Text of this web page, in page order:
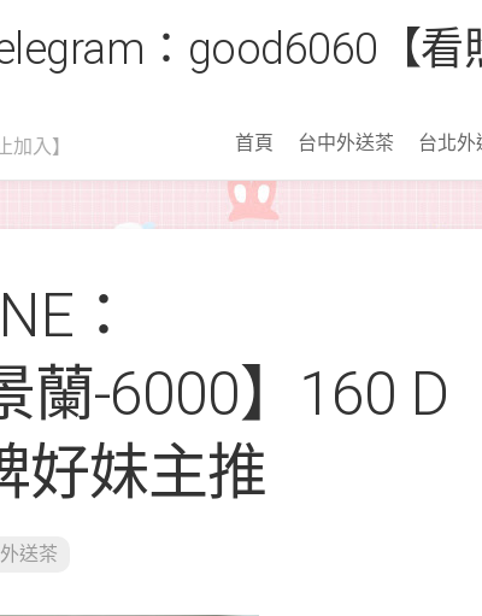
：good6060【看
加入】 首頁 台中外送茶 台北外
：
蘭-6000】160 D
好妹主推
送茶